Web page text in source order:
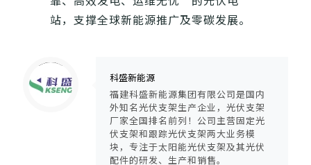
站，支撑全球新能源推广及零碳发展。
Warning
: Trying to access array offset on null in
/www/wwwroot/ksengpv/wp-content/themes/guangfuzhijia/includes/content-single.php
on line
286
科盛新能源
福建科盛新能源集团有限公司是国内
外知名光伏支架生产企业，光伏支架
厂家全国排名前列！公司主营固定光
伏支架和跟踪光伏支架两大业务模
块，专注于太阳能光伏支架及其光伏
配件的研发、生产和销售。